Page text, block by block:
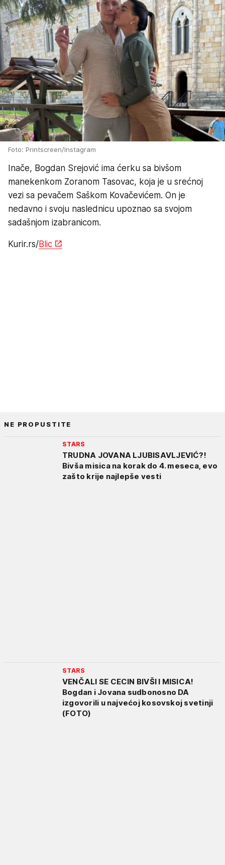
Foto: Printscreen/Instagram
Inače, Bogdan Srejović ima ćerku sa bivšom
manekenkom Zoranom Tasovac, koja je u srećnoj
vezi sa pevačem Saškom Kovačevićem. On je
nedavno i svoju naslednicu upoznao sa svojom
sadašnjom izabranicom.
Kurir.rs/Blic
NE PROPUSTITE
STARS
TRUDNA JOVANA LJUBISAVLJEVIĆ?!
Bivša misica na korak do 4. meseca, evo
zašto krije najlepše vesti
STARS
VENČALI SE CECIN BIVŠI I MISICA!
Bogdan i Jovana sudbonosno DA
izgovorili u najvećoj kosovskoj svetinji
(FOTO)